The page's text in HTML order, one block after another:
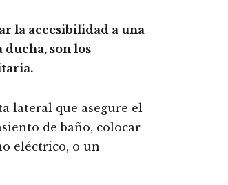
la accesibilidad a una
son los
lateral que asegure el
de baño, colocar
eléctrico, o un